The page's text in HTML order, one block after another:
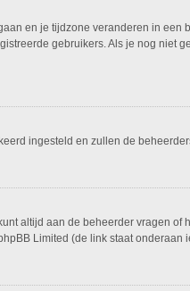
en je tijdzone veranderen in een
gebruikers. Als je nog niet
ingesteld en zullen de
altijd aan de beheerder vragen of
Limited (de link staat onderaan